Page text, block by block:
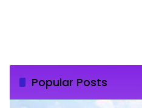
Popular Posts